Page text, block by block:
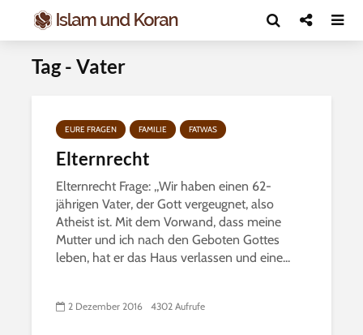
Tag - Vater
EURE FRAGEN FAMILIE FATWAS
Elternrecht
Elternrecht Frage: ,,Wir haben einen 62-
jährigen Vater, der Gott vergeugnet, also
Atheist ist. Mit dem Vorwand, dass meine
Mutter und ich nach den Geboten Gottes
leben, hat er das Haus verlassen und eine...
2 Dezember 2016 4302 Aufrufe